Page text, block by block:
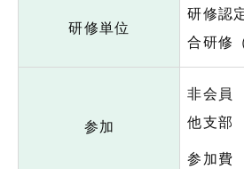
研修単位
研修認
合研修
参加
非会
他支
参加費